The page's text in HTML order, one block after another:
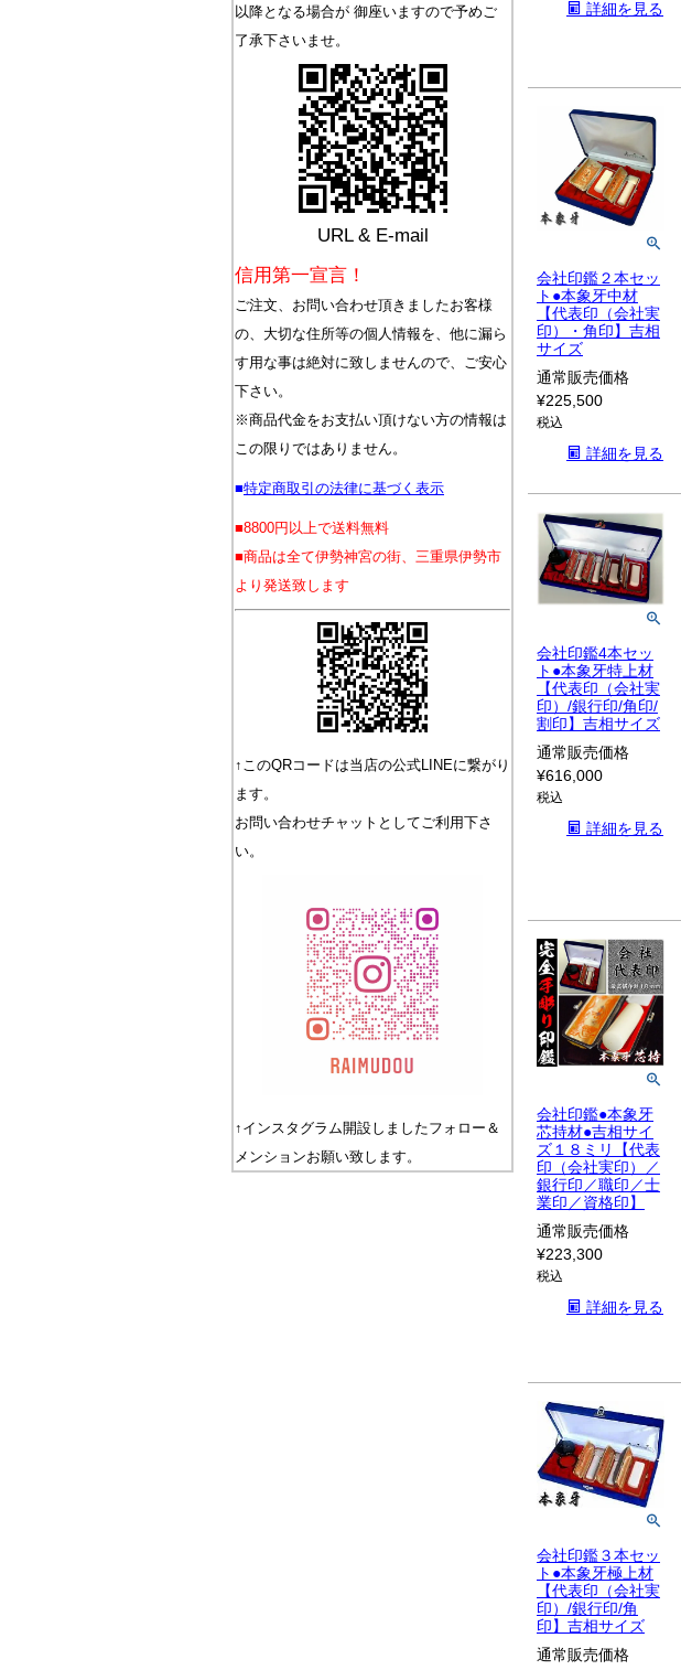
以降となる場合が 御座いますので予めご
了承下さいませ。
URL & E-mail
信用第一宣言！
ご注文、お問い合わせ頂きましたお客様
の、大切な住所等の個人情報を、他に漏ら
す用な事は絶対に致しませんので、ご安心
下さい。
※商品代金をお支払い頂けない方の情報は
この限りではありません。
■特定商取引の法律に基づく表示
■8800円以上で送料無料
■商品は全て伊勢神宮の街、三重県伊勢市
より発送致します
↑このQRコードは当店の公式LINEに繋がり
ます。
お問い合わせチャットとしてご利用下さ
い。
↑インスタグラム開設しましたフォロー＆
メンションお願い致します。
詳細を見る
会社印鑑２本セッ
ト●本象牙中材
【代表印（会社実
印）・角印】吉相
サイズ
通常販売価格
¥225,500
税込
詳細を見る
会社印鑑4本セッ
ト●本象牙特上材
【代表印（会社実
印）/銀行印/角印/
割印】吉相サイズ
通常販売価格
¥616,000
税込
詳細を見る
会社印鑑●本象牙
芯持材●吉相サイ
ズ１８ミリ【代表
印（会社実印）／
銀行印／職印／士
業印／資格印】
通常販売価格
¥223,300
税込
詳細を見る
会社印鑑３本セッ
ト●本象牙極上材
【代表印（会社実
印）/銀行印/角
印】吉相サイズ
通常販売価格